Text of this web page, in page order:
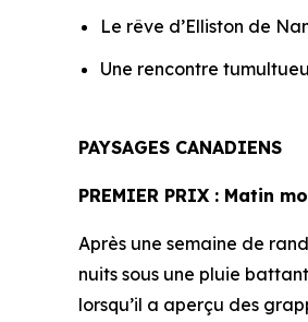
Le rêve d’Elliston de
Une rencontre
PAYSAGES CANADIENS
PREMIER PRIX : Matin
Après une semaine de
nuits sous une pluie
lorsqu’il a aperçu des